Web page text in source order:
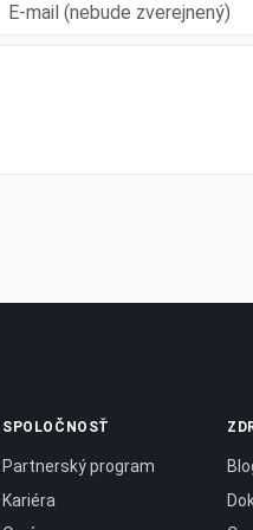
SPOLOČNOSŤ
Partnerský program
Kariéra